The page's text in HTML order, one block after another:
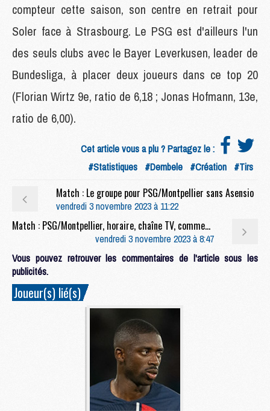
compteur cette saison, son centre en retrait pour
Soler face à Strasbourg. Le PSG est d'ailleurs l'un
des seuls clubs avec le Bayer Leverkusen, leader de
Bundesliga, à placer deux joueurs dans ce top 20
(Florian Wirtz 9e, ratio de 6,18 ; Jonas Hofmann, 13e,
ratio de 6,00).
Cet article vous a plu ? Partagez le :
#Statistiques #Dembele #Création #Tirs
Match : Le groupe pour PSG/Montpellier sans Asensio
vendredi 3 novembre 2023 à 11:22
Match : PSG/Montpellier, horaire, chaîne TV, commentateurs et rediffusion
vendredi 3 novembre 2023 à 8:47
Vous pouvez retrouver les commentaires de l'article sous les
publicités.
Joueur(s) lié(s)